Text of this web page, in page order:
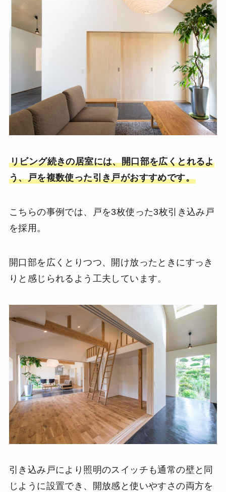
リビング続きの居室には、開口部を広くとれるよ
う、戸を複数使った引き戸がおすすめです。
こちらの事例では、戸を3枚使った3枚引き込み戸
を採用。
開口部を広くとりつつ、開け放ったときにすっき
りと感じられるよう工夫しています。
引き込み戸により照明のスイッチも通常の壁と同
じように設置でき、開放感と使いやすさの両方を